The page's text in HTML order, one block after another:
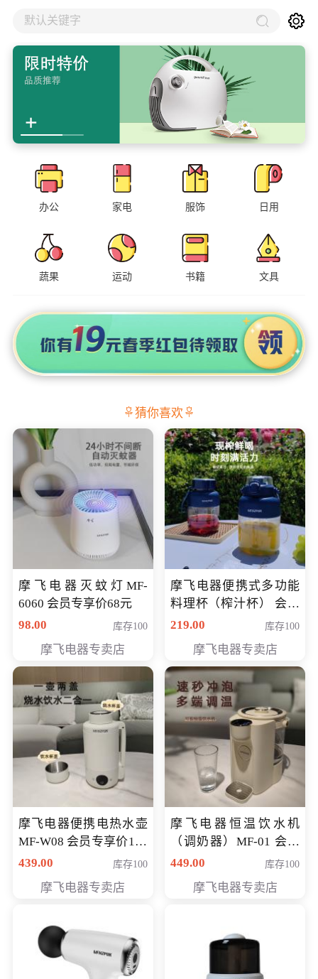
默认关键字
办公 家电 服饰 日用
蔬果 运动 书籍 文具
猜你喜欢
摩飞电器灭蚊灯MF-
6060 会员专享价68元
98.00
库存100
摩飞电器专卖店
摩飞电器便携式多功能
料理杯（榨汁杯） 会员
专享价118元
219.00 库存100
摩飞电器专卖店
摩飞电器便携电热水壶
MF-W08 会员专享价198
元
439.00 库存100
摩飞电器专卖店
摩飞电器恒温饮水机
（调奶器）MF-01 会员
专享价366元
449.00 库存100
摩飞电器专卖店